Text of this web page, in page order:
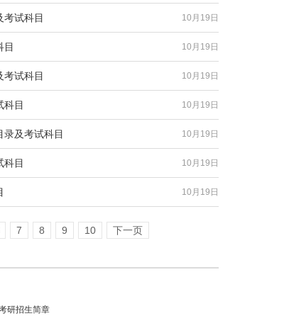
10月19日
试科目
10月19日
目
10月19日
试科目
10月19日
科目
10月19日
及考试科目
10月19日
科目
10月19日
7 8 9 10 下一页
研招生简章